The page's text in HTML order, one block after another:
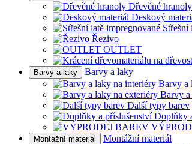
Dřevěné hranoly
Deskový
Střešní
Řezivo
OUTLET
Barvy a laky
Barvy a laky
Barvy a
Barvy a
Další typy barev
Doplňky
Montážní materiál
Montážní materiál